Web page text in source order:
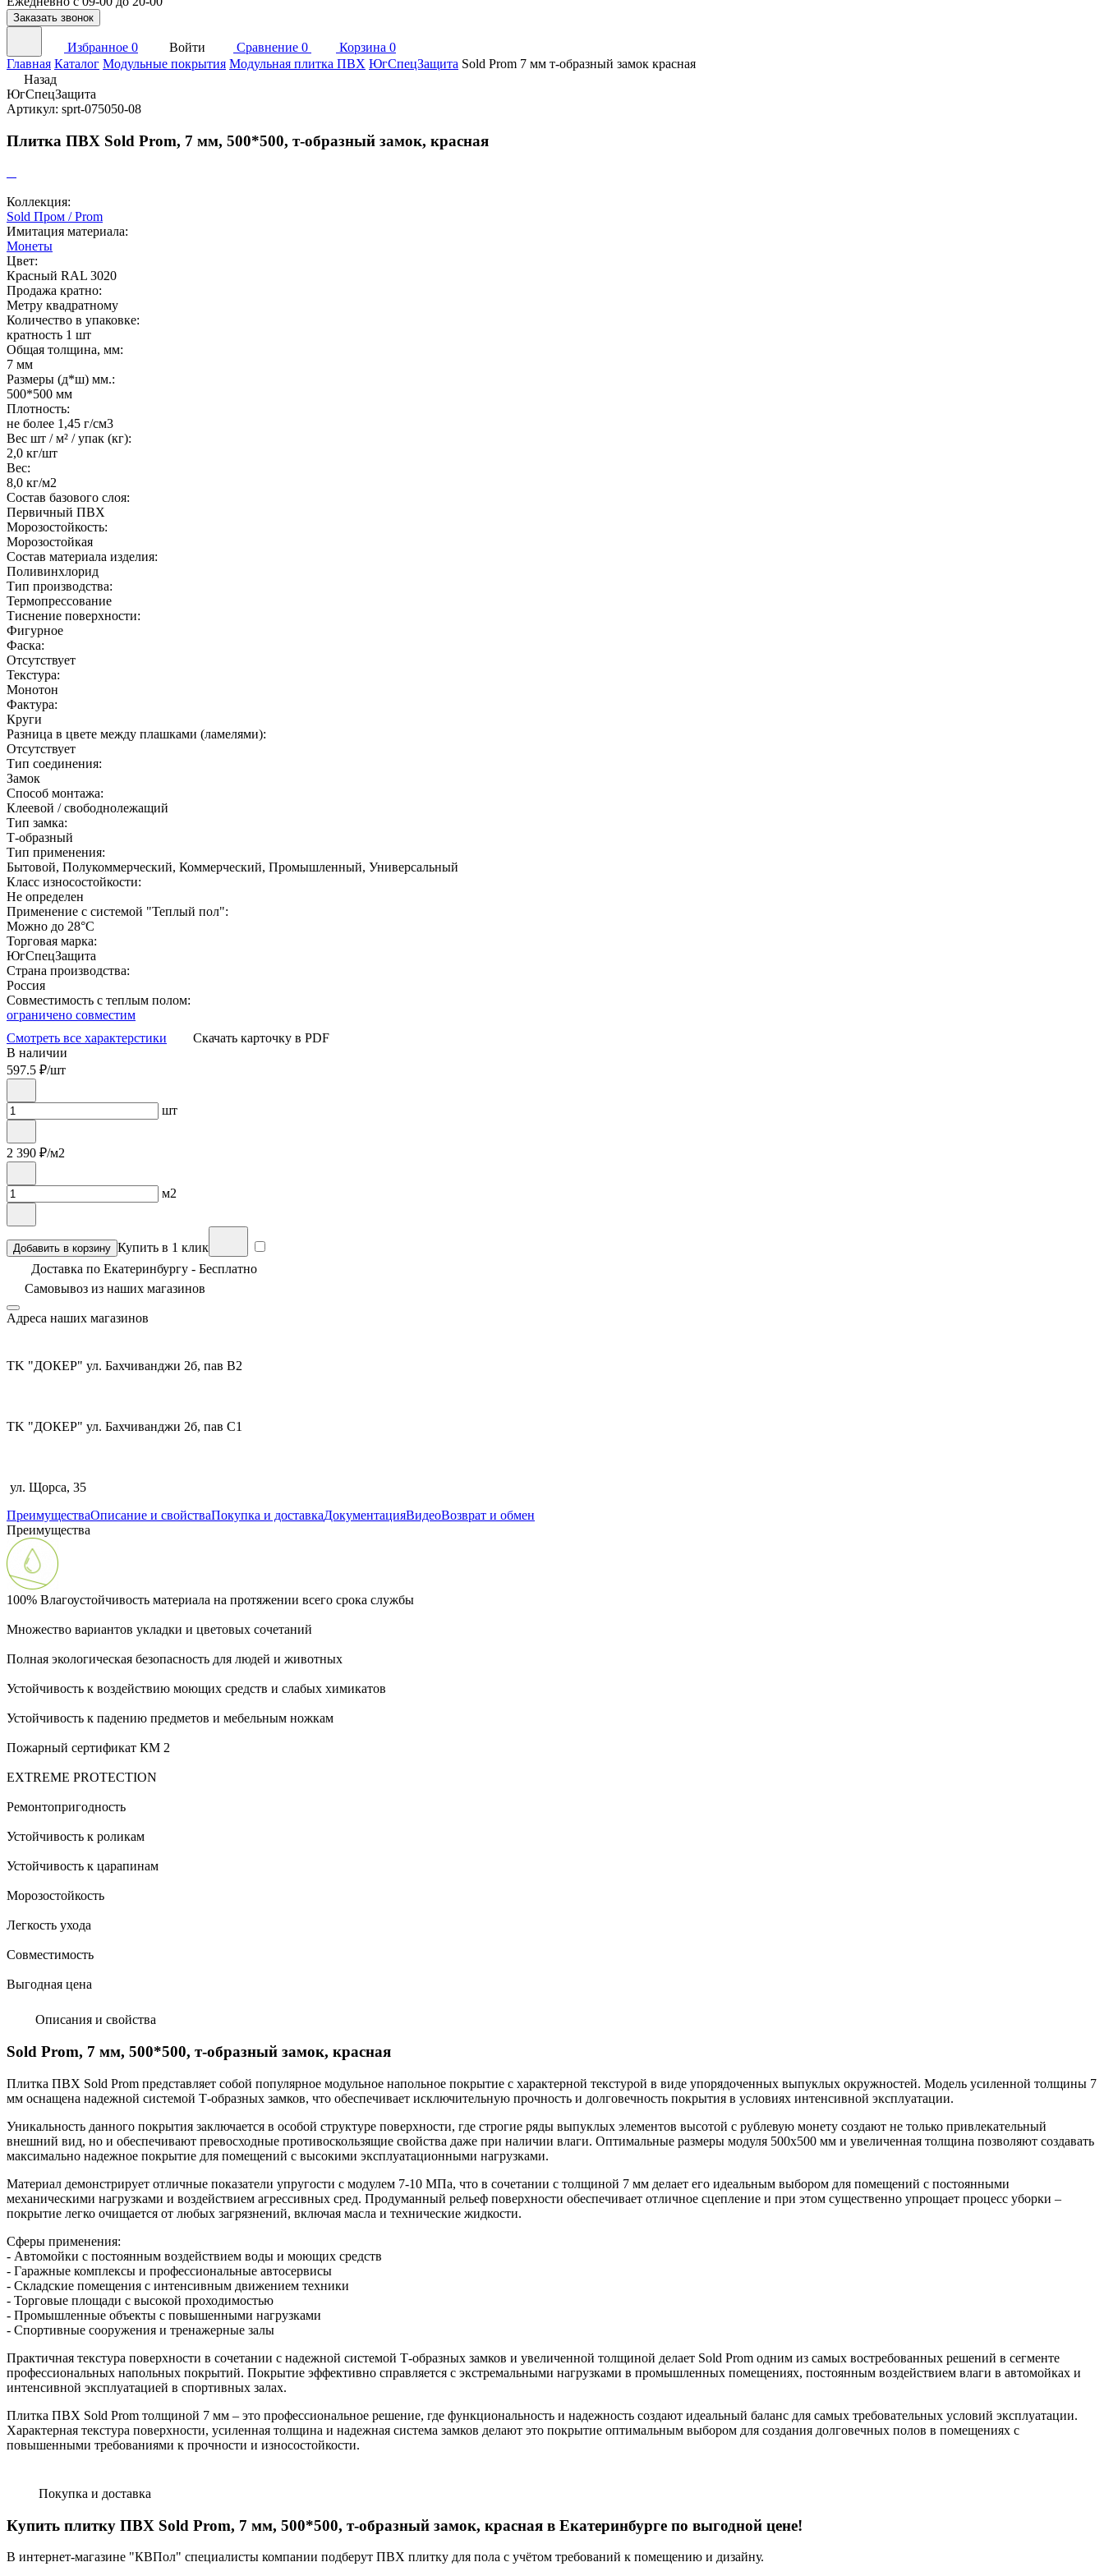
Заказать звонок
Избранное 0 Войти Сравнение 0 Корзина 0
Главная Каталог Модульные покрытия Модульная плитка ПВХ ЮгСпецЗащита Sold Prom 7 мм т-образный замок красная
Назад
ЮгСпецЗащита
Артикул: sprt-075050-08
Плитка ПВХ Sold Prom, 7 мм, 500*500, т-образный замок, красная
Коллекция:
Sold Пром / Prom
Имитация материала:
Монеты
Цвет:
Красный RAL 3020
Продажа кратно:
Метру квадратному
Количество в упаковке:
кратность 1 шт
Общая толщина, мм:
7 мм
Размеры (д*ш) мм.:
500*500 мм
Плотность:
не более 1,45 г/см3
Вес шт / м² / упак (кг):
2,0 кг/шт
Вес:
8,0 кг/м2
Состав базового слоя:
Первичный ПВХ
Морозостойкость:
Морозостойкая
Состав материала изделия:
Поливинхлорид
Тип производства:
Термопрессование
Тиснение поверхности:
Фигурное
Фаска:
Отсутствует
Текстура:
Монотон
Фактура:
Круги
Разница в цвете между плашками (ламелями):
Отсутствует
Тип соединения:
Замок
Способ монтажа:
Клеевой / свободнолежащий
Тип замка:
Т-образный
Тип применения:
Бытовой, Полукоммерческий, Коммерческий, Промышленный, Универсальный
Класс износостойкости:
Не определен
Применение с системой "Теплый пол":
Можно до 28°С
Торговая марка:
ЮгСпецЗащита
Страна производства:
Россия
Совместимость с теплым полом:
ограничено совместим
Смотреть все характерстики
Скачать карточку в PDF
В наличии
597.5 ₽/шт
шт
2 390 ₽/м2
м2
Добавить в корзину Купить в 1 клик
Доставка по Екатеринбургу - Бесплатно
Самовывоз из наших магазинов
Адреса наших магазинов
TK "ДОКЕР" ул. Бахчиванджи 2б, пав В2
TK "ДОКЕР" ул. Бахчиванджи 2б, пав С1
ул. Щорса, 35
ПреимуществаОписание и свойстваПокупка и доставкаДокументацияВидеоВозврат и обмен
Преимущества
100% Влагоустойчивость материала на протяжении всего срока службы
Множество вариантов укладки и цветовых сочетаний
Полная экологическая безопасность для людей и животных
Устойчивость к воздействию моющих средств и слабых химикатов
Устойчивость к падению предметов и мебельным ножкам
Пожарный сертификат КМ 2
EXTREME PROTECTION
Ремонтопригодность
Устойчивость к роликам
Устойчивость к царапинам
Морозостойкость
Легкость ухода
Совместимость
Выгодная цена
Описания и свойства
Sold Prom, 7 мм, 500*500, т-образный замок, красная
Плитка ПВХ Sold Prom представляет собой популярное модульное напольное покрытие с характерной текстурой в виде упорядоченных выпуклых окружностей. Модель усиленной толщины 7
мм оснащена надежной системой Т-образных замков, что обеспечивает исключительную прочность и долговечность покрытия в условиях интенсивной эксплуатации.
Уникальность данного покрытия заключается в особой структуре поверхности, где строгие ряды выпуклых элементов высотой с рублевую монету создают не только привлекательный
внешний вид, но и обеспечивают превосходные противоскользящие свойства даже при наличии влаги. Оптимальные размеры модуля 500х500 мм и увеличенная толщина позволяют создавать
максимально надежное покрытие для помещений с высокими эксплуатационными нагрузками.
Материал демонстрирует отличные показатели упругости с модулем 7-10 МПа, что в сочетании с толщиной 7 мм делает его идеальным выбором для помещений с постоянными
механическими нагрузками и воздействием агрессивных сред. Продуманный рельеф поверхности обеспечивает отличное сцепление и при этом существенно упрощает процесс уборки –
покрытие легко очищается от любых загрязнений, включая масла и технические жидкости.
Сферы применения:
- Автомойки с постоянным воздействием воды и моющих средств
- Гаражные комплексы и профессиональные автосервисы
- Складские помещения с интенсивным движением техники
- Торговые площади с высокой проходимостью
- Промышленные объекты с повышенными нагрузками
- Спортивные сооружения и тренажерные залы
Практичная текстура поверхности в сочетании с надежной системой Т-образных замков и увеличенной толщиной делает Sold Prom одним из самых востребованных решений в сегменте
профессиональных напольных покрытий. Покрытие эффективно справляется с экстремальными нагрузками в промышленных помещениях, постоянным воздействием влаги в автомойках и
интенсивной эксплуатацией в спортивных залах.
Плитка ПВХ Sold Prom толщиной 7 мм – это профессиональное решение, где функциональность и надежность создают идеальный баланс для самых требовательных условий эксплуатации.
Характерная текстура поверхности, усиленная толщина и надежная система замков делают это покрытие оптимальным выбором для создания долговечных полов в помещениях с
повышенными требованиями к прочности и износостойкости.
Покупка и доставка
Купить плитку ПВХ Sold Prom, 7 мм, 500*500, т-образный замок, красная в Екатеринбурге по выгодной цене!
В интернет-магазине "КВПол" специалисты компании подберут ПВХ плитку для пола с учётом требований к помещению и дизайну.